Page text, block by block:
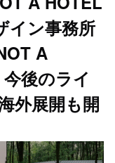
イン事務所
A
後のライ
外展開も開